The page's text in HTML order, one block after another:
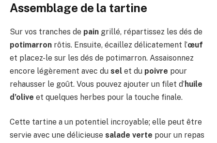
Assemblage de la tartine
Sur vos tranches de pain grillé, répartissez les dés de
potimarron rôtis. Ensuite, écaillez délicatement l’œuf
et placez-le sur les dés de potimarron. Assaisonnez
encore légèrement avec du sel et du poivre pour
rehausser le goût. Vous pouvez ajouter un filet d’huile
d’olive et quelques herbes pour la touche finale.
Cette tartine a un potentiel incroyable; elle peut être
servie avec une délicieuse salade verte pour un repas